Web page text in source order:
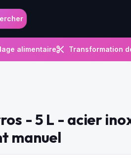
alimentaire Transformation
- 5 L - acier
manuel